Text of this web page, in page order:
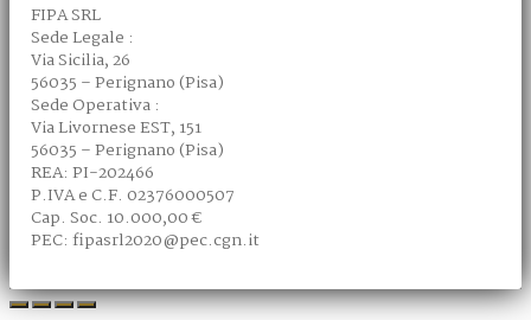
FIPA SRL
Sede Legale :
Via Sicilia, 26
56035 – Perignano (Pisa)
Sede Operativa :
Via Livornese EST, 151
56035 – Perignano (Pisa)
REA: PI-202466
P.IVA e C.F. 02376000507
Cap. Soc. 10.000,00 €
PEC: fipasrl2020@pec.cgn.it